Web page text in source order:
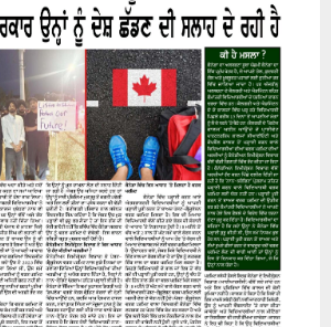
07 August 2026